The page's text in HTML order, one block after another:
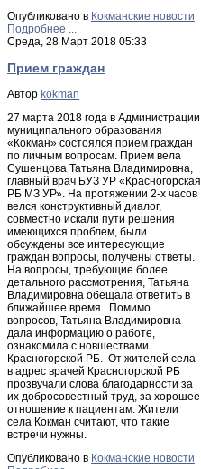
Опубликовано в Кокманские новости
Подробнее ...
Среда, 28 Март 2018 05:33
Прием граждан
Автор kokman
27 марта 2018 года в Администрации
муниципального образования
«Кокман» состоялся прием граждан
по личным вопросам. Прием вела
Сушенцова Татьяна Владимировна,
главный врач БУЗ УР «Красногорская
РБ МЗ УР». На протяжении 2-х часов
велся конструктивный диалог,
совместно искали пути решения
имеющихся проблем, были
обсуждены все интересующие
граждан вопросы, получены ответы.
На вопросы, требующие более
детального рассмотрения, Татьяна
Владимировна обещала ответить в
ближайшее время. Помимо
вопросов, Татьяна Владимировна
дала информацию о работе,
ознакомила с новшествами
Красногорской РБ. От жителей села
в адрес врачей Красногорской РБ
прозвучали слова благодарности за
их добросовестный труд, за хорошее
отношение к пациентам. Жители
села Кокман считают, что такие
встречи нужны.
Опубликовано в Кокманские новости